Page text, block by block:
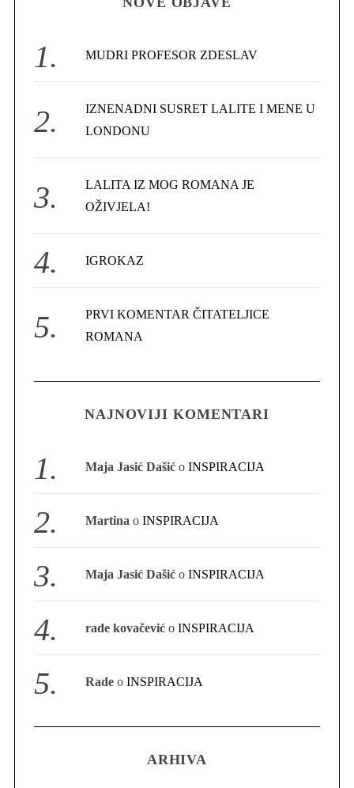
o
MUDRI PROFESOR ZDESLAV
IZNENADNI SUSRET LALITE I MENE U
LONDONU
LALITA IZ MOG ROMANA JE
OŽIVJELA!
IGROKAZ
PRVI KOMENTAR ČITATELJICE
ROMANA
NAJNOVIJI KOMENTARI
Maja Jasić Dašić oINSPIRACIJA
Martina oINSPIRACIJA
Maja Jasić Dašić oINSPIRACIJA
rade kovačević oINSPIRACIJA
Rade oINSPIRACIJA
ARHIVA
e
a
c
h
o
r